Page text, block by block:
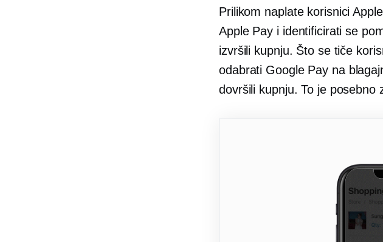
Prilikom naplate korisnici
Apple Pay i identificirati se
izvršili kupnju. Što se tiče
odabrati Google Pay na
dovršili kupnju. To je posebno